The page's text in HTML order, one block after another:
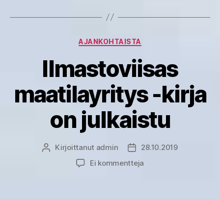
Kategoriat
AJANKOHTAISTA
Ilmastoviisas
maatilayritys -kirja
on julkaistu
Kirjoittaja
Kirjoittanut admin Julkaisupäivämäärä
28.10.2019
Ei kommentteja